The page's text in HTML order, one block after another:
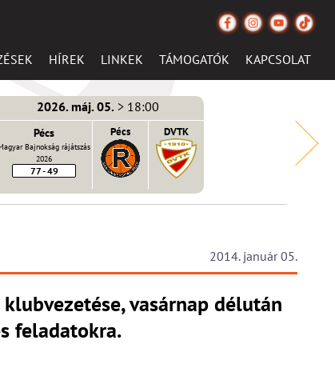
HÍREK LINKEK TÁMOGATÓK KAPCSOLAT
2026. máj. 05. > 18:00
Pécs
Bajnokság rájátszás
2026
77 - 49
Pécs DVTK
2014. január 05.
vasárnap délután
feladatokra.